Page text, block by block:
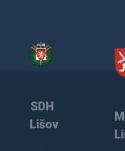
SDH
Lišov